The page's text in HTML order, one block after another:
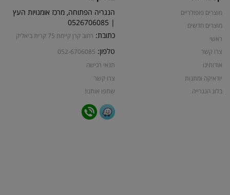
מוצרים פופולריים
מוצרים חדשים
ראשי
צרו קשר
אודותינו
יודאיקה ומתנות
בלוג הנגרייה
הנגריה הפתוחה, מרכז אומנויות העץ
| 0526706085
כתובת: רחוב קרן קיימת 75 קרית ביאליק
טלפון: 052-6706085
תנאי רכישה
צרו קשר
שתפו אותנו!